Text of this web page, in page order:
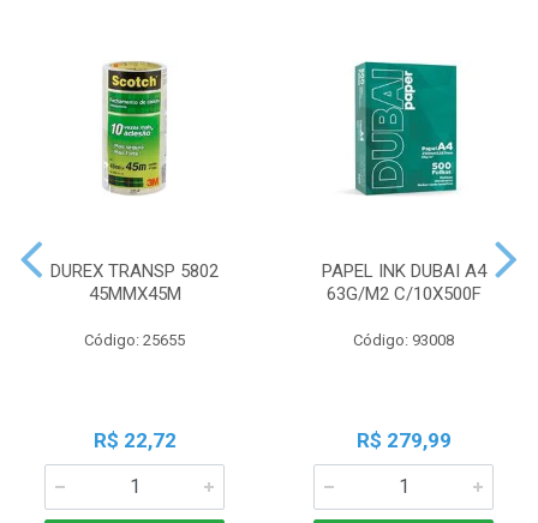
DUREX TRANSP 5802
45MMX45M
Código: 25655
R$ 22,72
PAPEL INK DUBAI A4
63G/M2 C/10X500F
Código: 93008
R$ 279,99